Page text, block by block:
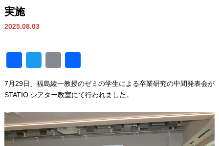
実施
2025.08.03
有
7月29日、福島綾一教授のゼミの学生による卒業研究の中間発表会が
STATIO シアター教室にて行われました。